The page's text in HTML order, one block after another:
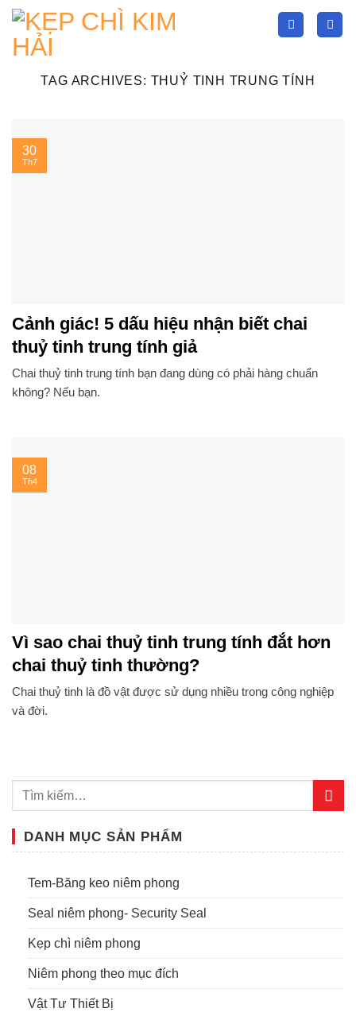
Skip
content
TAG ARCHIVES: THUỶ TINH TRUNG TÍNH
Cảnh giác! 5 dấu hiệu nhận biết chai
thuỷ tinh trung tính giả
Chai thuỷ tinh trung tính bạn đang dùng có phải hàng chuẩn
không? Nếu bạn.
30
Th7
Vì sao chai thuỷ tinh trung tính đắt hơn
chai thuỷ tinh thường?
Chai thuỷ tinh là đồ vật được sử dụng nhiều trong công nghiệp
và đời.
08
Th4
DANH MỤC SẢN PHẨM
Tem-Băng keo niêm phong
Seal niêm phong- Security Seal
Kẹp chì niêm phong
Niêm phong theo mục đích
Vật Tư Thiết Bị